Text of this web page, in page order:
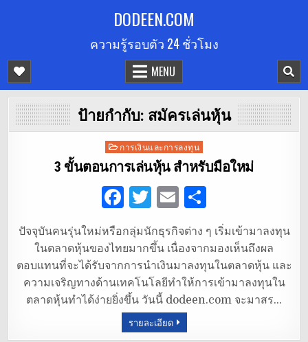
DODEEN.COM
ความรู้รอบตัว 24 ชั่วโมง
MENU
ป้ายกำกับ: สมัครเล่นหุ้น
Posted
in
การเงินและการลงทุน
3 ขั้นตอนการเล่นหุ้น สำหรับมือใหม่
F
c
e
b
o
o
T
it
te
r
E
ai
l
h
ar
e
ปัจจุบันคนรุ่นใหม่หรือกลุ่มนักธุรกิจต่าง ๆ เริ่มเข้ามาลงทุน
ในตลาดหุ้นของไทยมากขึ้น เนื่องจากมองเห็นถึงผล
ตอบแทนที่จะได้รับจากการนำเงินมาลงทุนในตลาดหุ้น และ
ความเจริญทางด้านเทคโนโลยีทำให้การเข้ามาลงทุนใน
ตลาดหุ้นทำได้ง่ายยิ่งขึ้น วันนี้ dodeen.com จะมาสร…
รายละเอียด